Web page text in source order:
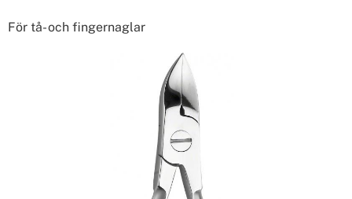
För tå- och fingernaglar